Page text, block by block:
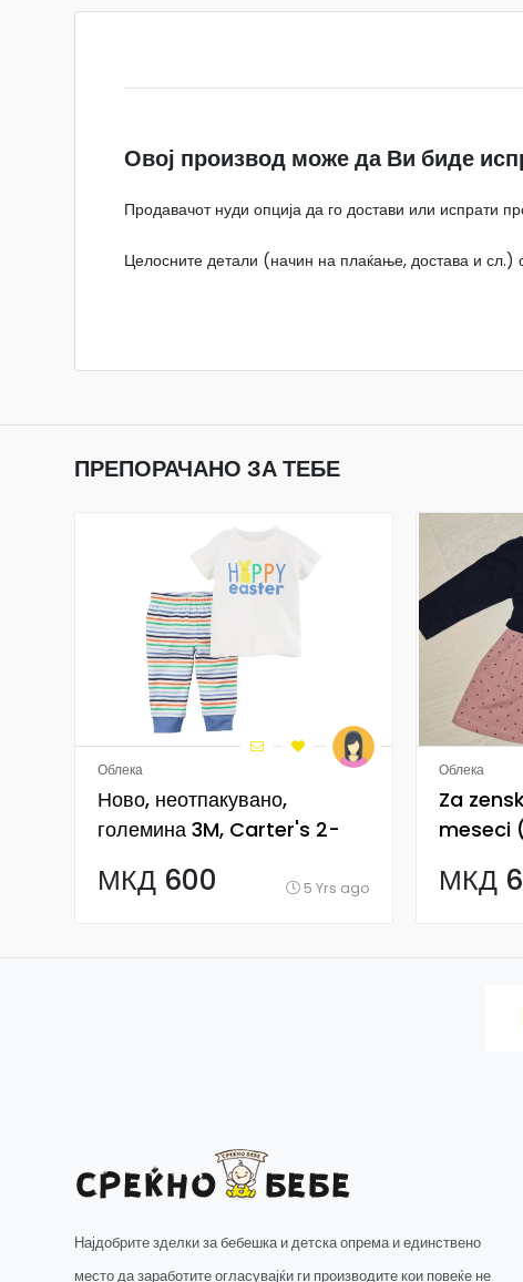
Овој производ може да Ви биде
Продавачот нуди опција да го достави или испрати
Целосните детали (начин на плаќање, достава и сл.)
ПРЕПОРАЧАНО ЗА ТЕБЕ
Облека
Ново, неотпакувано,
големина 3M, Carter's 2-
Set
МКД 600 5 Yrs ago
Облека
Za
meseci
МКД
Најдобрите зделки за бебешка и детска опрема и единствено
место да заработите огласувајќи ги производите кои повеќе не